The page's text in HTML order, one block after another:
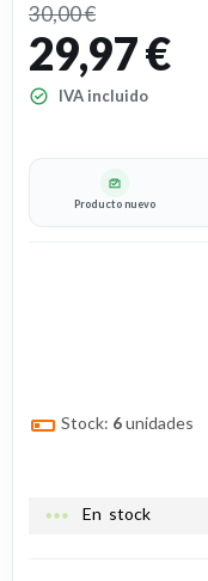
30,00 €
29,97 €
IVA incluido
Producto nuevo
Stock: 6unidades
more_horiz En stock